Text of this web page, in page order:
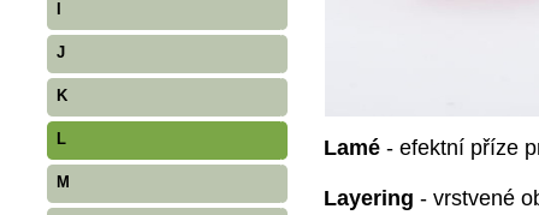
J
K
L
M
Lamé - efektní příze
Layering - vrstvené